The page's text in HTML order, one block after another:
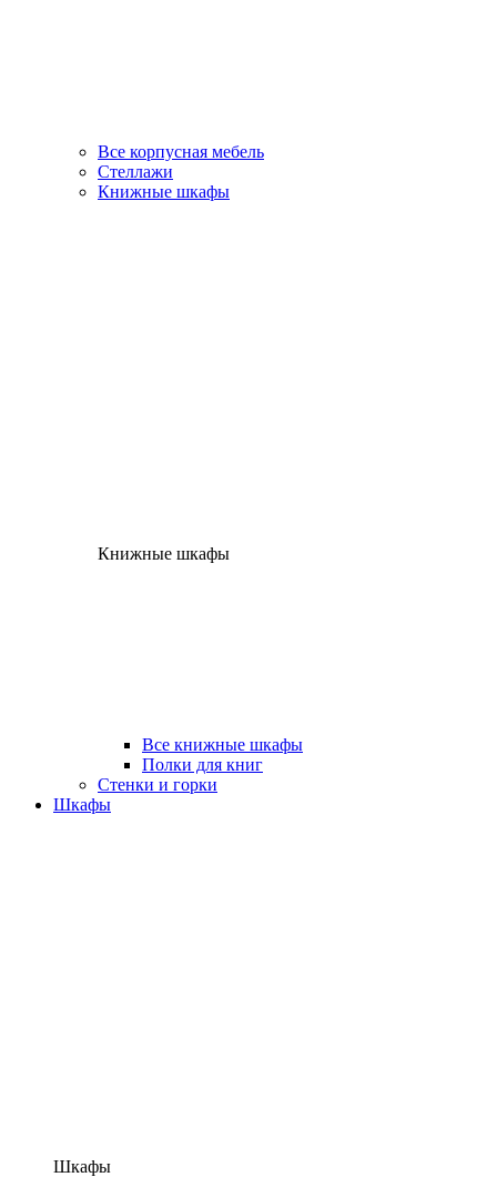
Все корпусная мебель
Стеллажи
Книжные шкафы
Книжные шкафы
Все книжные шкафы
Полки для книг
Стенки и горки
Шкафы
Шкафы